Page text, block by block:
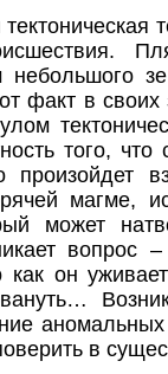
небольшого
факт в
того,
произойдет
магме,
может
вопрос
как он
в